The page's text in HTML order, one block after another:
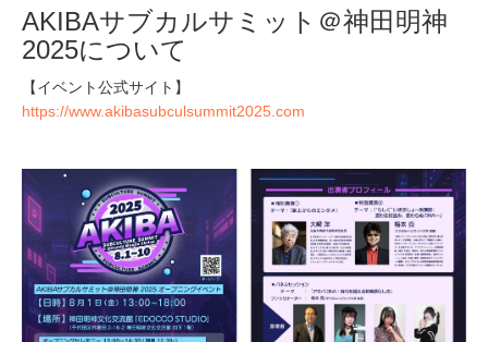
AKIBAサブカルサミット＠神田明神
2025について
【イベント公式サイト】
https://www.akibasubculsummit2025.com